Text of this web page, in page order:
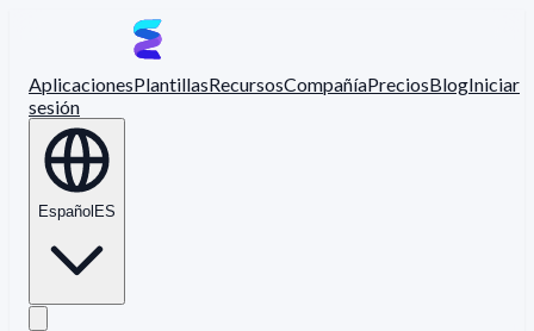
AplicacionesPlantillasRecursosCompañíaPreciosBlogIniciar
sesión
Español ES